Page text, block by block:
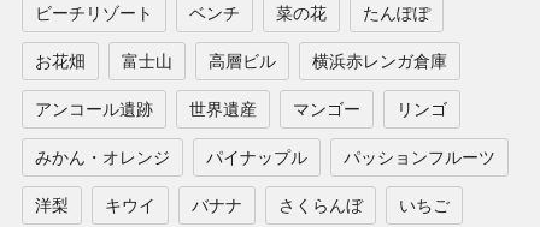
ビーチリゾート ベンチ 菜の花 たんぽぽ
お花畑 富士山 高層ビル 横浜赤レンガ倉庫
アンコール遺跡 世界遺産 マンゴー リンゴ
みかん・オレンジ パイナップル パッションフルーツ
洋梨 キウイ バナナ さくらんぼ いちご